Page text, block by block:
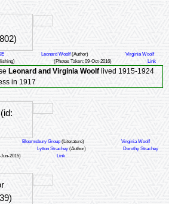
Leonard Woolf(Author)
Virginia Woolf
(Photos Taken: 09-Oct-2016) Link
Leonard and Virginia Woolf lived 1915-1924
in 1917
Bloomsbury Group (Literature)
Virginia Woolf
Lytton Strachey (Author)
Dorothy Strachey
2015) Link